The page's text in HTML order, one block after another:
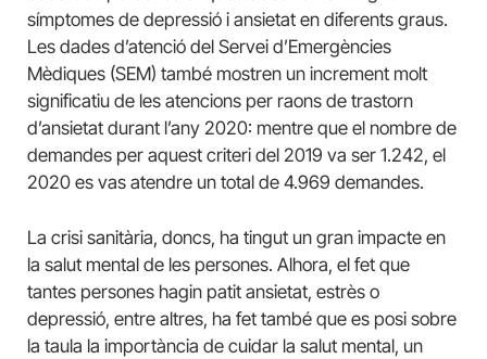
símptomes de depressió i ansietat en diferents graus.
Les dades d’atenció del Servei d’Emergències
Mèdiques (SEM) també mostren un increment molt
significatiu de les atencions per raons de trastorn
d’ansietat durant l’any 2020: mentre que el nombre de
demandes per aquest criteri del 2019 va ser 1.242, el
2020 es vas atendre un total de 4.969 demandes.
La crisi sanitària, doncs, ha tingut un gran impacte en
la salut mental de les persones. Alhora, el fet que
tantes persones hagin patit ansietat, estrès o
depressió, entre altres, ha fet també que es posi sobre
la taula la importància de cuidar la salut mental, un